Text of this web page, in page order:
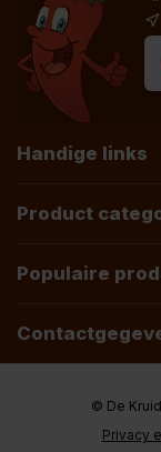
Handige links
Product
Populaire
Privacy
© De